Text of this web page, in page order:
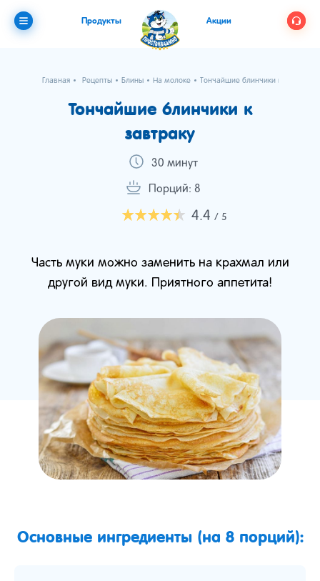
Продукты Акции
Главная Рецепты Блины На молоке Тончайшие блинчики к завтраку
Тончайшие блинчики к
завтраку
30 минут
Порций: 8
4.4 / 5
Часть муки можно заменить на крахмал или
другой вид муки. Приятного аппетита!
Основные ингредиенты (на 8 порций):